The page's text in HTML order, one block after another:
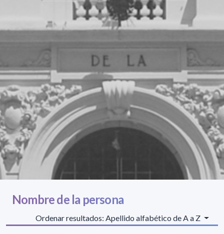
Nombre de la persona
Ordenar resultados: Apellido alfabético de A a Z